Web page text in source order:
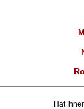
Hat